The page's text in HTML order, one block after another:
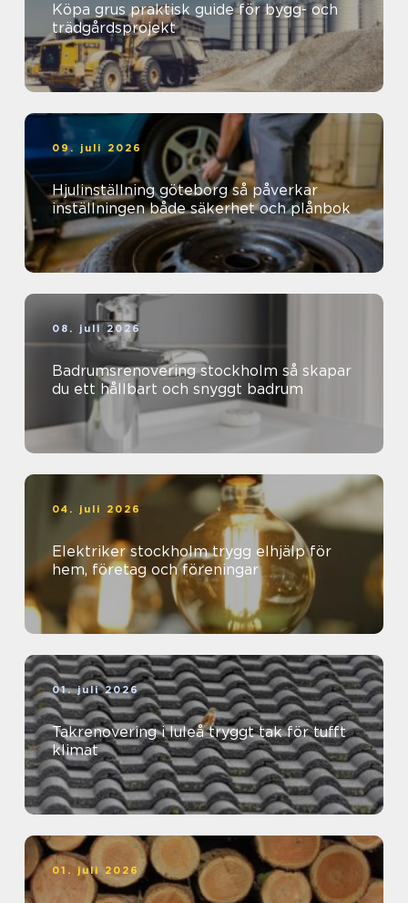
Köpa grus praktisk guide för bygg- och
trädgårdsprojekt
09. juli 2026
Hjulinställning göteborg så påverkar
inställningen både säkerhet och plånbok
08. juli 2026
Badrumsrenovering stockholm så skapar
du ett hållbart och snyggt badrum
04. juli 2026
Elektriker stockholm trygg elhjälp för
hem, företag och föreningar
01. juli 2026
Takrenovering i luleå tryggt tak för tufft
klimat
01. juli 2026